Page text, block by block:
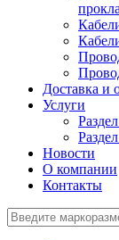
Доставка и
Услуги
Раздел
Новости
О компании
Контакты